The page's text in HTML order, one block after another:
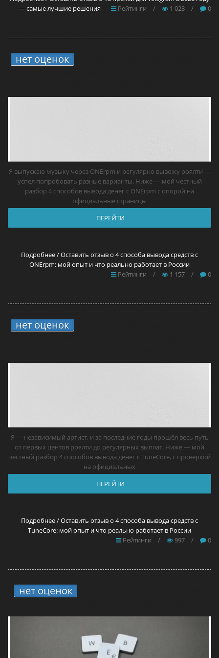
— самые лучшие решения
Рейтинги / 1 023 / 0
нет оценок
Я выпускаю музыку через ONErpm и регулярно вывожу роялти —
успел попробовать разные варианты. Ниже — мой честный
разбор 4 способов вывода денег с ONErpm с опорой на
официальные страницы
ПЕРЕЙТИ
Подробнее / Оставить отзыв о 4 способа вывода средств с
ONErpm: мой опыт и что реально работает в России
Рейтинги
/ 1 157 / 0
нет оценок
Я — независимый артист, и за последние годы прошёл весь путь
от первых центов роялти до регулярных выплат. Ниже — мой
честный разбор 4 способов вывода денег с TuneCore, с проверкой
на официальных
ПЕРЕЙТИ
Подробнее / Оставить отзыв о 4 способа вывода средств с
TuneCore: мой опыт и что реально работает в России
Рейтинги
/ 997 / 0
нет оценок